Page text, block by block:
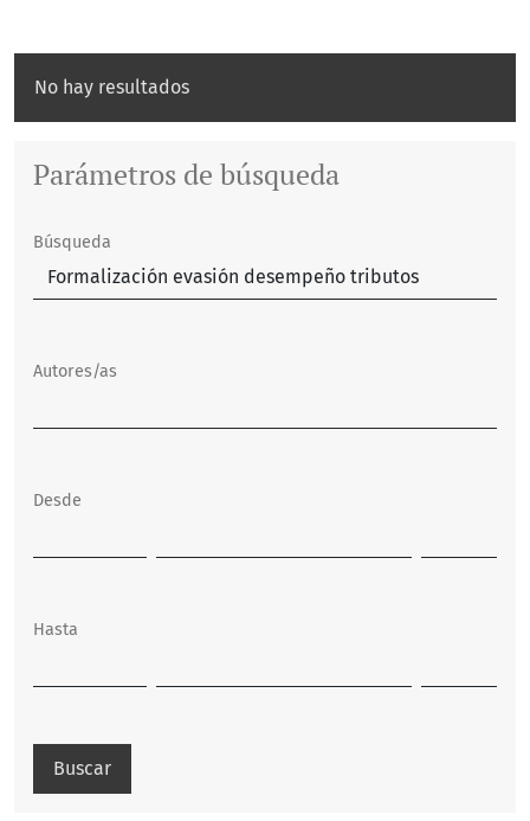
No hay resultados
Parámetros de búsqueda
Búsqueda
Autores/as
Desde
Hasta
Buscar